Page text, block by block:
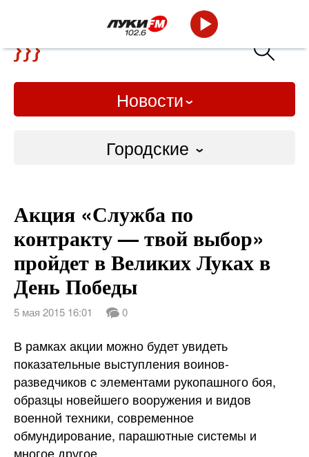
Новости
Городские
Слово Дело
Народные
ВТРК
Акция «Служба по
контракту — твой выбор»
пройдет в Великих Луках в
День Победы
5 мая 2015 16:01 0
В рамках акции можно будет увидеть
показательные выступления воинов-
разведчиков с элементами рукопашного боя,
образцы новейшего вооружения и видов
военной техники, современное
обмундирование, парашютные системы и
многое другое.